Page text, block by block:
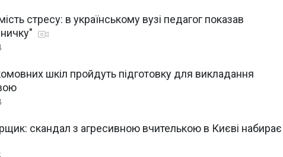
стресу: в українському вузі педагог показав
шкіл пройдуть підготовку для викладання
скандал з агресивною вчителькою в Києві набирає